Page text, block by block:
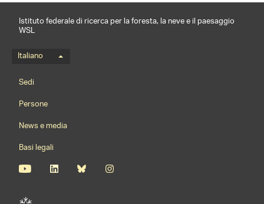
Istituto federale di ricerca per la foresta, la neve e il paesaggio
WSL
Menu della lingua
Italiano
Footernavigation
Sedi
Persone
News e media
Basi legali